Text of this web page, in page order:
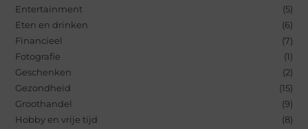
Entertainment
(5)
Eten en drinken
(6)
Financieel
(7)
Fotografie
(1)
Geschenken
(2)
Gezondheid
(15)
Groothandel
(9)
Hobby en vrije tijd
(8)